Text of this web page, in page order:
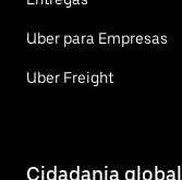
Uber para Empresas
Uber Freight
Cidadania global